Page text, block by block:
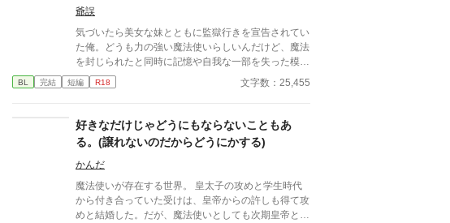
爺誤
気づいたら美女な妹とともに監獄行きを宣告されてい
た俺。どうも力の強い魔法使いらしいんだけど、魔法
を封じられたと同時に記憶や自我な一部を失った模様
だ。封じられているにもかかわらず使えた魔法で、な
んとか妹は逃したものの、俺は離島の監獄送りに。い
どころのない監獄で俺に目をつけた男がいた。仕方な
い、妹に似ているなら俺も絶世の美形なのだろうから
(鏡が見たい)
BL 完結 短編 R18 文字数：25,455
好きなだけじゃどうにもならないこともあ
る。(譲れないのだからどうにかする)
かんだ
魔法使いが存在する世界。 皇太子の攻めと学生時代
から付き合っていた受けは、皇帝からの許しも得て攻
めと結婚した。だが、魔法使いとしても次期皇帝とし